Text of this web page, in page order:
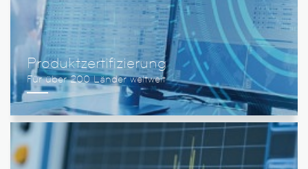
Produktzertifizierung